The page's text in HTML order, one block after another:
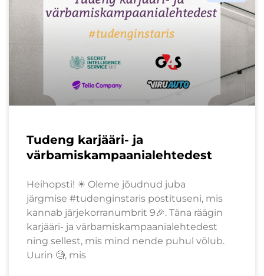
Tudeng karjääri- ja
värbamiskampaanialehtedest
Heihopsti! ☀ Oleme jõudnud juba
järgmise #tudenginstaris postituseni, mis
kannab järjekorranumbrit 9🎉. Täna räägin
karjääri- ja värbamiskampaanialehtedest
ning sellest, mis mind nende puhul võlub.
Uurin 🧐, mis